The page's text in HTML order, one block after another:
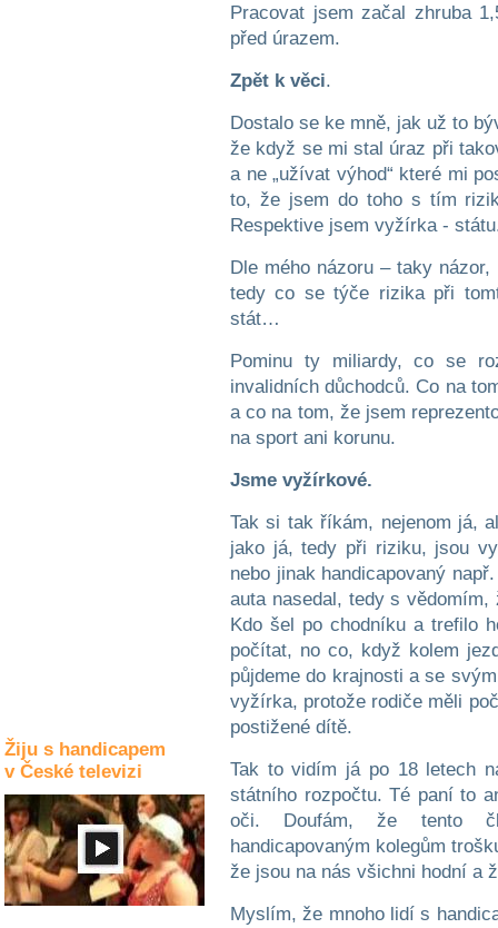
Žiju s handicapem
v České televizi
Pracovat jsem začal zhruba
před úrazem.
Zpět k věci.
Dostalo se ke mně, jak už to
že když se mi stal úraz při
a ne „užívat výhod“ které mi
to, že jsem do toho s tím
Respektive jsem vyžírka -
Dle mého názoru – taky
tedy co se týče rizika při
stát…
Pominu ty miliardy, co se
invalidních důchodců. Co na
a co na tom, že jsem
na sport ani korunu.
Jsme vyžírkové.
Tak si tak říkám, nejenom já,
jako já, tedy při riziku, jsou
nebo jinak handicapovaný
auta nasedal, tedy s
Kdo šel po chodníku a trefilo
počítat, no co, když kolem
půjdeme do krajnosti a se
vyžírka, protože rodiče měli
postižené dítě.
Tak to vidím já po 18 letech
státního rozpočtu. Té paní to
oči. Doufám, že tento
handicapovaným kolegům
že jsou na nás všichni hodní a
Myslím, že mnoho lidí s